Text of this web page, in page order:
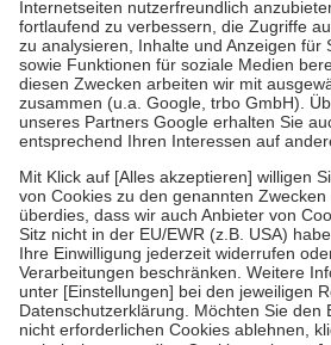
Prozent des Abgabepreises,mindestens
höchstens zehn Euro.Es sind jedoch nie
Kosten der Leistung zu entrichten.
Diese Regeln gelten grundsätzlich auch
Bei Heilmitteln und häuslicher
Zuzahlung zehn Prozent der Kosten sowie
Um das Engagement der Versicherten für
stärken und die besondere Stellung der
fallenkeine Zuzahlungen an bei:
• Kindern und Jugendlichen bis zum
mit Ausnahme der Fahrkosten
• Untersuchungen zur Vorsorge und
GKV getragen werden